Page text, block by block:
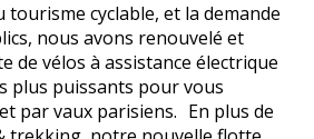
tourisme cyclable, et la demande
nous avons renouvelé et
de vélos à assistance électrique
plus puissants pour vous
par vaux parisiens. En plus de